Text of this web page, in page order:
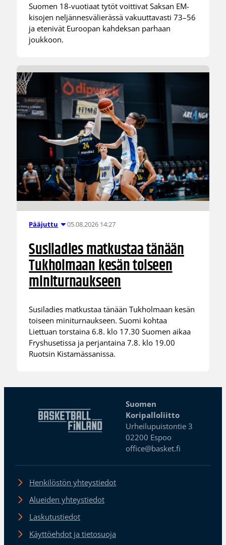
Suomen 18-vuotiaat tytöt voittivat Saksan EM-
kisojen neljännesvälierässä vakuuttavasti 73–56
ja etenivät Euroopan kahdeksan parhaan
joukkoon.
Pääjuttu 05.08.2026 14:27
Susiladies matkustaa tänään
Tukholmaan kesän toiseen
miniturnaukseen
Susiladies matkustaa tänään Tukholmaan kesän
toiseen miniturnaukseen. Suomi kohtaa
Liettuan torstaina 6.8. klo 17.30 Suomen aikaa
Fryshusetissa ja perjantaina 7.8. klo 19.00
Ruotsin Kistamässanissa.
Suomen
Koripalloliitto
Urheilupuistontie 3
02200 Espoo
office@basket.fi
Henkilöstön yhteystiedot
Alueiden yhteystiedot
Laskutustiedot
Käyttöehdot ja tietosuoja